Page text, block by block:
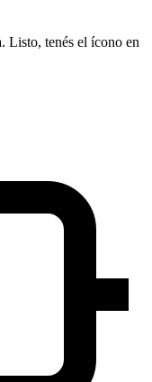
Listo, tenés el ícono en